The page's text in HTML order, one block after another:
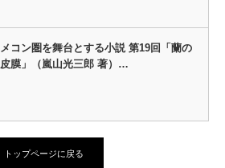
メコン圏を舞台とする小説 第19回「蘭の
皮膜」（嵐山光三郎 著）…
トップページに戻る